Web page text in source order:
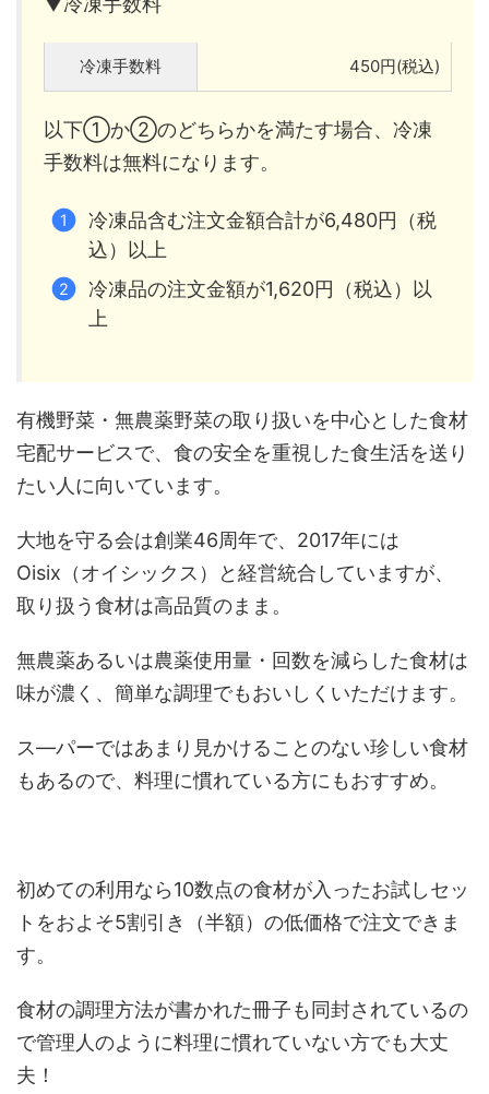
冷凍手数料 450円(税込)
以下①か②のどちらかを満たす場合、冷凍
手数料は無料になります。
冷凍品含む注文金額合計が6,480円（税
込）以上
冷凍品の注文金額が1,620円（税込）以
上
有機野菜・無農薬野菜の取り扱いを中心とした食材
宅配サービスで、食の安全を重視した食生活を送り
たい人に向いています。
大地を守る会は創業46周年で、2017年には
Oisix（オイシックス）と経営統合していますが、
取り扱う食材は高品質のまま。
無農薬あるいは農薬使用量・回数を減らした食材は
味が濃く、簡単な調理でもおいしくいただけます。
ス―パーではあまり見かけることのない珍しい食材
もあるので、料理に慣れている方にもおすすめ。
初めての利用なら10数点の食材が入ったお試しセッ
トをおよそ5割引き（半額）の低価格で注文できま
す。
食材の調理方法が書かれた冊子も同封されているの
で管理人のように料理に慣れていない方でも大丈
夫！